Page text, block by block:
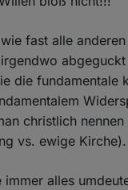
fast alle
die fundamentale
christlich nennen
vs. ewige Kirche).
immer alles